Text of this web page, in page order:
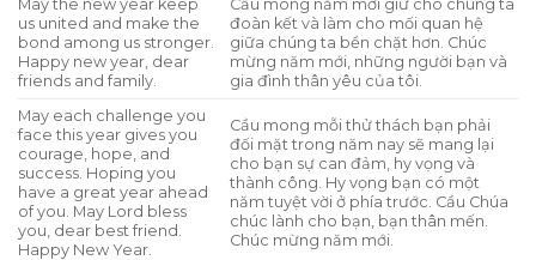
May the new year keep
us united and make the
bond among us stronger.
Happy new year, dear
friends and family.
Cầu mong năm mới giữ cho chúng ta
đoàn kết và làm cho mối quan hệ
giữa chúng ta bền chặt hơn. Chúc
mừng năm mới, những người bạn và
gia đình thân yêu của tôi.
May each challenge you
face this year gives you
courage, hope, and
success. Hoping you
have a great year ahead
of you. May Lord bless
you, dear best friend.
Happy New Year.
Cầu mong mỗi thử thách bạn phải
đối mặt trong năm nay sẽ mang lại
cho bạn sự can đảm, hy vọng và
thành công. Hy vọng bạn có một
năm tuyệt vời ở phía trước. Cầu Chúa
chúc lành cho bạn, bạn thân mến.
Chúc mừng năm mới.